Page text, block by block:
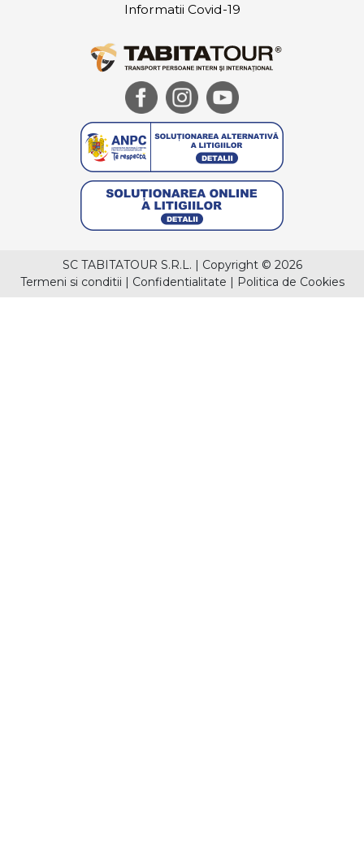
Informatii Covid-19
SC TABITATOUR S.R.L. | Copyright © 2026
Termeni si conditii | Confidentialitate | Politica de Cookies